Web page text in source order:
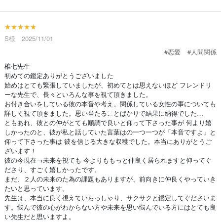
★★★★★
S様 2025/11/01
#恋愛
#人間関係
椎七先生
初めての鑑定ありがとうございました
始めはとても緊張していましたが、初めてとは思えないほど フレンドリ
ーな先生で、長々といろんな事を視て頂きました。
お付き合いをしている彼の本音や考え、関係している女性の事についても
詳しく視て頂きました。思い当たることばかりで結果に納得でした…
ともあれ、彼との仲がとても順調で良いと仰って下さった事が 何より嬉
しかったのと、彼が私と話していた言葉はの一つ一つが「本音ですよ」と
仰って下さった事は 彼を信じる大きな収穫でした。本当にありがとうご
ざいます！
彼の今現在→未来を視ても 今よりももっと仲良く居られますと仰ってぐ
ださり、すごく嬉しかったです。
まだ、２人の未来のた為の課題もありますが、前向きに仲良くやっていき
たいと思っています。
先生は、本当に良く視えていらっしゃり、サクサクと鑑定してぐださいま
す。悩んで彼の心がわからない方や未来を思い悩んでいる方にはとても良
い先生だと思いますよ。